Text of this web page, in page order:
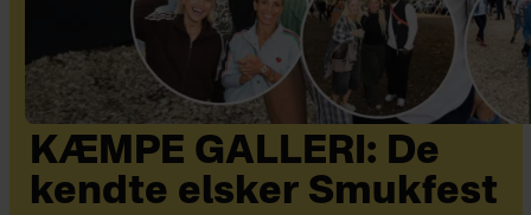
KÆMPE GALLERI: De
kendte elsker Smukfest